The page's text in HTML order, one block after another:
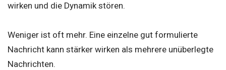
wirken und die Dynamik stören.
Weniger ist oft mehr. Eine einzelne gut formulierte
Nachricht kann stärker wirken als mehrere unüberlegte
Nachrichten.